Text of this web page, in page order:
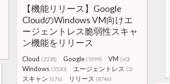
【機能リリース】Google
CloudのWindows VM向けエ
ージェントレス脆弱性スキャ
ン機能をリリース
Cloud (2338) Google (5999) VM (60)
Windows (3530) エージェントレス (3)
スキャン (176) リリース (8746)